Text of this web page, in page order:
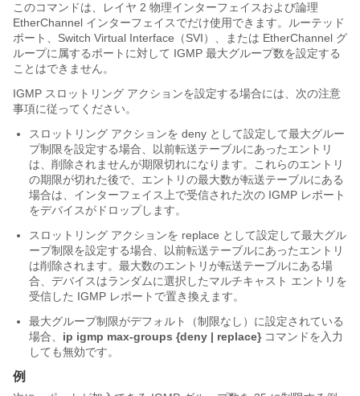
このコマンドは、レイヤ 2 物理インターフェイスおよび論理
EtherChannel インターフェイスでだけ使用できます。ルーテッド
ポート、Switch Virtual Interface（SVI）、または EtherChannel グ
ループに属するポートに対して IGMP 最大グループ数を設定する
ことはできません。
IGMP スロットリング アクションを設定する場合には、次の注意
事項に従ってください。
スロットリング アクションを deny として設定して最大グルー
プ制限を設定する場合、以前転送テーブルにあったエントリ
は、削除されませんが期限切れになります。これらのエントリ
の期限が切れた後で、エントリの最大数が転送テーブルにある
場合は、インターフェイス上で受信された次の IGMP レポート
をデバイスがドロップします。
スロットリング アクションを replace として設定して最大グル
ープ制限を設定する場合、以前転送テーブルにあったエントリ
は削除されます。最大数のエントリが転送テーブルにある場
合、 デバイスはランダムに選択したマルチキャスト エントリを
受信した IGMP レポートで置き換えます。
最大グループ制限がデフォルト（制限なし）に設定されている
場合、 ip igmp max-groups {deny | replace} コマンドを入力
しても無効です。
例